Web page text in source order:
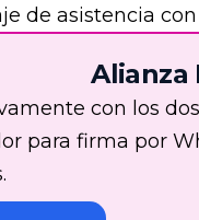
de asistencia
Alianza
con los
para firma por